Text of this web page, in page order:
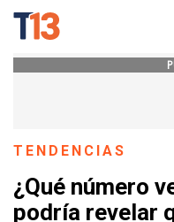
TENDENCIAS
¿Qué número
podría revelar